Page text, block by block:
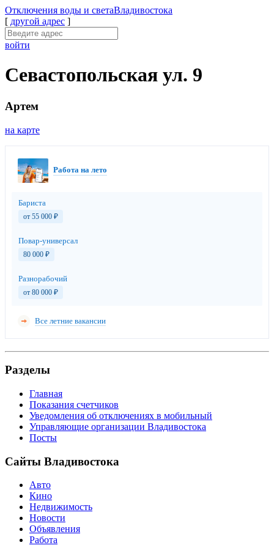
Отключения воды и светаВладивостока
[ другой адрес ]
войти
Севастопольская ул. 9
Артем
на карте
Работа на лето
Бариста
от 55 000 ₽
Повар-универсал
80 000 ₽
Разнорабочий
от 80 000 ₽
Все летние вакансии
Разделы
Главная
Показания счетчиков
Уведомления об отключениях в мобильный
Управляющие организации Владивостока
Посты
Сайты Владивостока
Авто
Кино
Недвижимость
Новости
Объявления
Работа